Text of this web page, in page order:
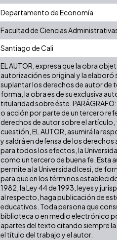
Departamento de Economía
Facultad de Ciencias Administrativas
Santiago de Cali
EL AUTOR, expresa que la obra
autorización es original y la elaboró
suplantar los derechos de autor de
forma, la obra es de su exclusiva
titularidad sobre éste. PARÁGRAFO:
o acción por parte de un tercero
derechos de autor sobre el artículo,
cuestión, EL AUTOR, asumirá la
y saldrá en defensa de los derechos
para todos los efectos, la Universidad
como un tercero de buena fe. Esta
permite a la Universidad Icesi, de
para que en los términos establecidos
1982, la Ley 44 de 1993, leyes y
al respecto, haga publicación de este
educativos. Toda persona que
biblioteca o en medio electrónico
apartes del texto citando siempre la
el título del trabajo y el autor.